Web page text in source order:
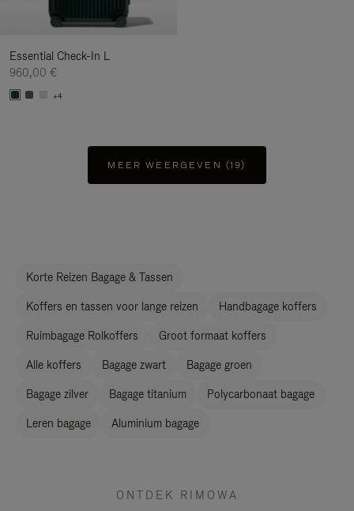
Essential Check-In L
960,00 €
+4
MEER WEERGEVEN (19)
Korte Reizen Bagage & Tassen
Koffers en tassen voor lange reizen Handbagage koffers
Ruimbagage Rolkoffers Groot formaat koffers
Alle koffers Bagage zwart Bagage groen
Bagage zilver Bagage titanium Polycarbonaat bagage
Leren bagage Aluminium bagage
ONTDEK RIMOWA